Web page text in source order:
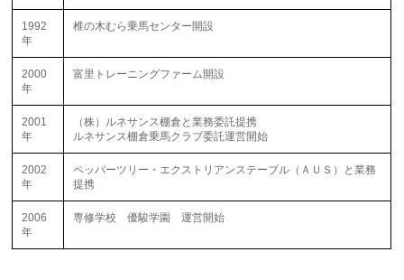
1992
年
椎の木むら乗馬センター開設
2000
年
富里トレーニングファーム開設
2001
年
（株）ルネサンス棚倉と業務委託提携
ルネサンス棚倉乗馬クラブ委託運営開始
2002
年
ペッパーツリー・エクストリアンステーブル（ＡＵＳ）と業務
提携
2006
年
専修学校 優駿学園 運営開始